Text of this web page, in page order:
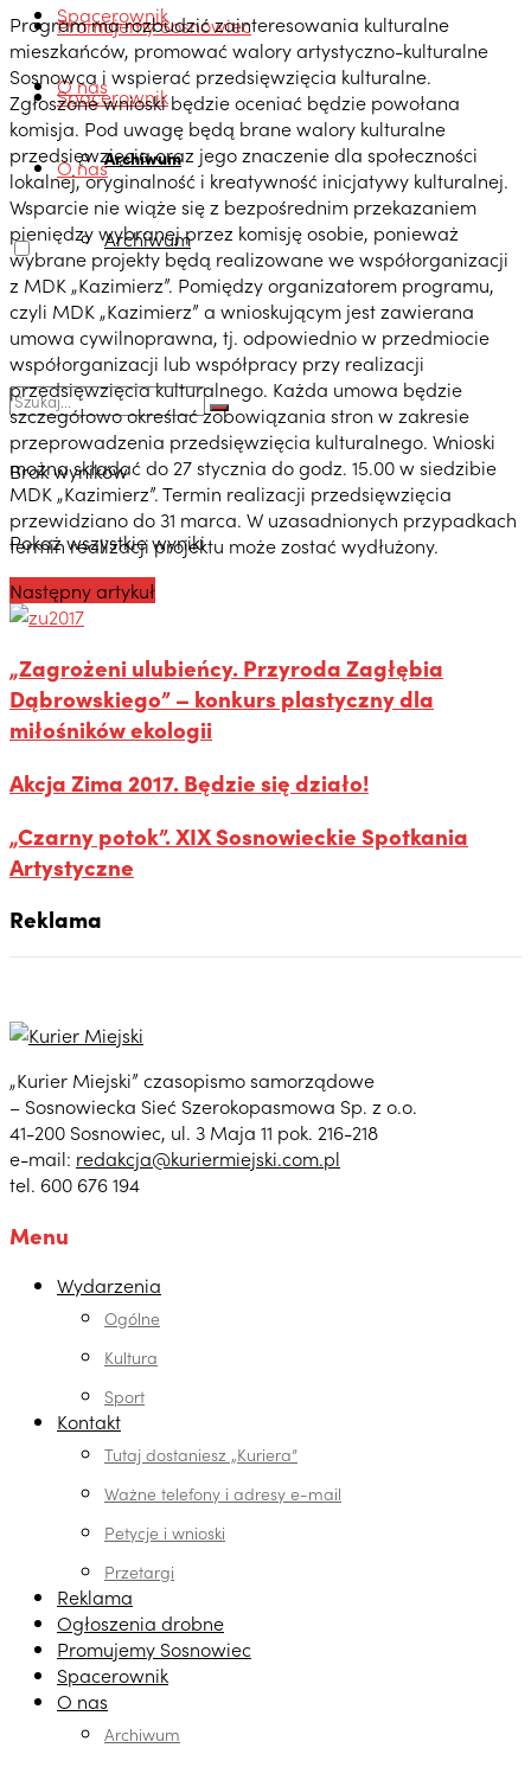
Spacerownik
O nas
Archiwum
Promujemy Sosnowiec
Spacerownik
O nas
Archiwum
Brak wyników
Pokaż wszystkie wyniki
Program ma rozbudzić zainteresowania kulturalne
mieszkańców, promować walory artystyczno-kulturalne
Sosnowca i wspierać przedsięwzięcia kulturalne.
Zgłoszone wnioski będzie oceniać będzie powołana
komisja. Pod uwagę będą brane walory kulturalne
przedsięwzięcia oraz jego znaczenie dla społeczności
lokalnej, oryginalność i kreatywność inicjatywy kulturalnej.
Wsparcie nie wiąże się z bezpośrednim przekazaniem
pieniędzy wybranej przez komisję osobie, ponieważ
wybrane projekty będą realizowane we współorganizacji
z MDK „Kazimierz”. Pomiędzy organizatorem programu,
czyli MDK „Kazimierz” a wnioskującym jest zawierana
umowa cywilnoprawna, tj. odpowiednio w przedmiocie
współorganizacji lub współpracy przy realizacji
przedsięwzięcia kulturalnego. Każda umowa będzie
szczegółowo określać zobowiązania stron w zakresie
przeprowadzenia przedsięwzięcia kulturalnego. Wnioski
można składać do 27 stycznia do godz. 15.00 w siedzibie
MDK „Kazimierz”. Termin realizacji przedsięwzięcia
przewidziano do 31 marca. W uzasadnionych przypadkach
termin realizacji projektu może zostać wydłużony.
Następny artykuł
„Zagrożeni ulubieńcy. Przyroda Zagłębia
Dąbrowskiego” – konkurs plastyczny dla
miłośników ekologii
Akcja Zima 2017. Będzie się działo!
„Czarny potok”. XIX Sosnowieckie Spotkania
Artystyczne
Reklama
„Kurier Miejski” czasopismo samorządowe
– Sosnowiecka Sieć Szerokopasmowa Sp. z o.o.
41-200 Sosnowiec, ul. 3 Maja 11 pok. 216-218
e-mail: redakcja@kuriermiejski.com.pl
tel. 600 676 194
Menu
Wydarzenia
Ogólne
Kultura
Sport
Kontakt
Tutaj dostaniesz „Kuriera”
Ważne telefony i adresy e-mail
Petycje i wnioski
Przetargi
Reklama
Ogłoszenia drobne
Promujemy Sosnowiec
Spacerownik
O nas
Archiwum